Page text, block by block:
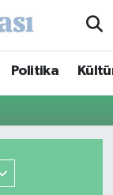
Politika